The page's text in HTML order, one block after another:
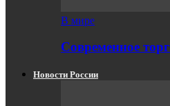
В мире
Современное
Новости России